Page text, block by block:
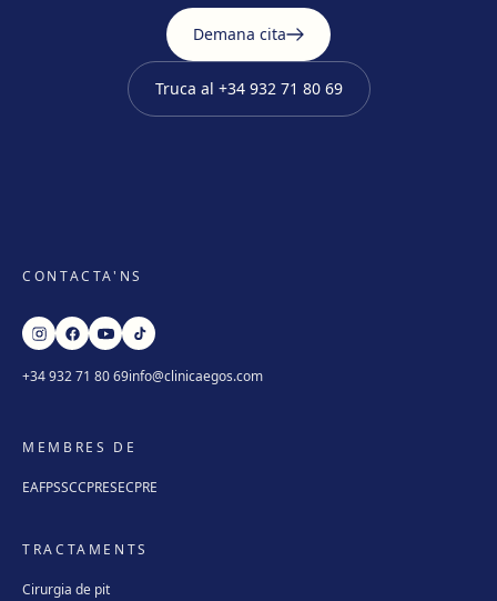
Demana cita
Truca al +34 932 71 80 69
CONTACTA'NS
+34 932 71 80 69info@clinicaegos.com
MEMBRES DE
EAFPSSCCPRESECPRE
TRACTAMENTS
Cirurgia de pit